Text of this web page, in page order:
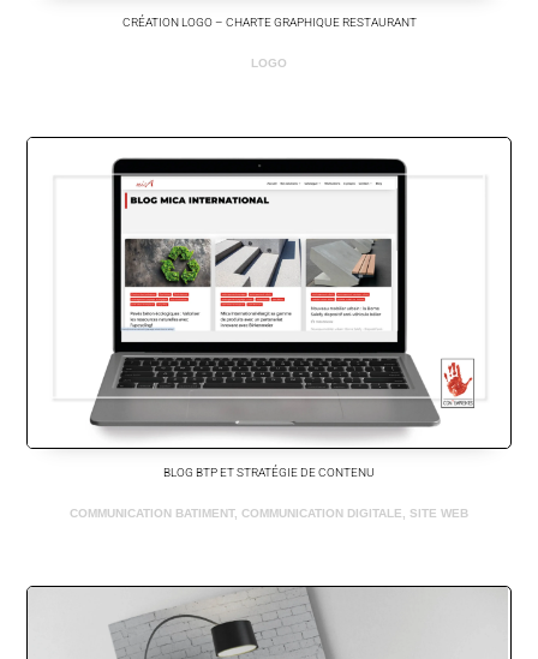
CRÉATION LOGO – CHARTE GRAPHIQUE RESTAURANT
LOGO
BLOG BTP ET STRATÉGIE DE CONTENU
COMMUNICATION BATIMENT, COMMUNICATION DIGITALE SITE WEB